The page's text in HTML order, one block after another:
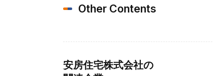
Other Contents
安房住宅株式会社の